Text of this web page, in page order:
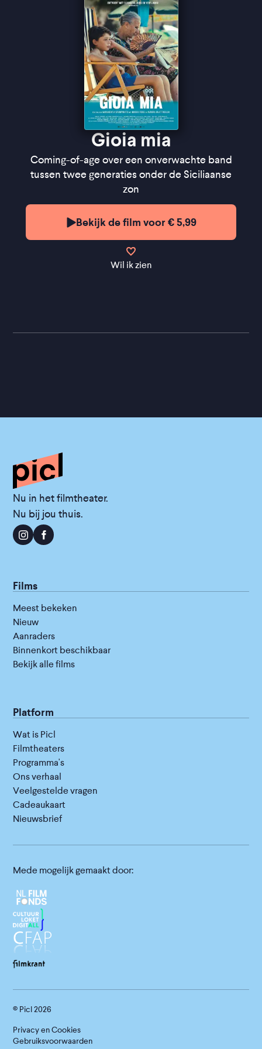
Gioia mia
Coming-of-age over een onverwachte band
tussen twee generaties onder de Siciliaanse
zon
Bekijk de film voor € 5,99
Wil ik zien
Nu in het filmtheater.
Nu bij jou thuis.
Films
Meest bekeken
Nieuw
Aanraders
Binnenkort beschikbaar
Bekijk alle films
Platform
Wat is Picl
Filmtheaters
Programma's
Ons verhaal
Veelgestelde vragen
Cadeaukaart
Nieuwsbrief
Mede mogelijk gemaakt door:
© Picl2026
Privacy en Cookies
Gebruiksvoorwaarden